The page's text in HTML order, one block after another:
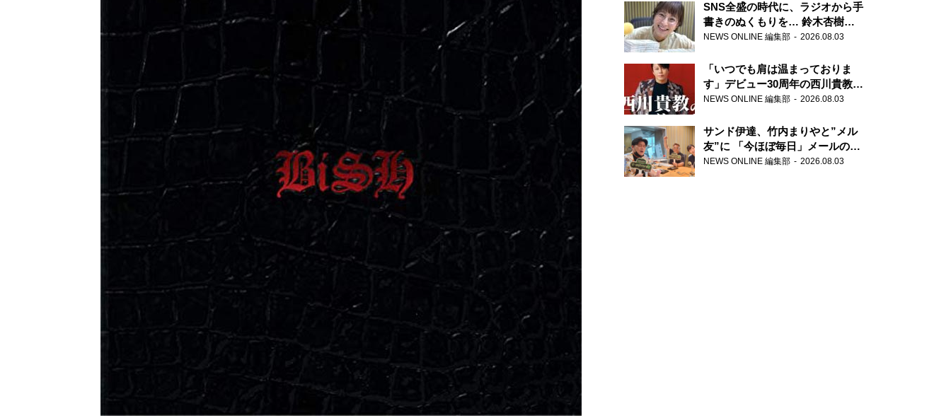
SNS全盛の時代に、ラジオから手
書きのぬくもりを… 鈴木杏樹の
直筆はがきが届く！
郵便局
NEWS ONLINE 編集部 2026.08.03
「いつでも肩は温まっておりま
す」デビュー30周年の西川貴教が
『オールナイトニッポン』に登
NEWS ONLINE 編集部 2026.08.03
サンド伊達、竹内まりやと”メル
友”に 「今ほぼ毎日」メールのや
り取り明かす
NEWS ONLINE 編集部 2026.08.03